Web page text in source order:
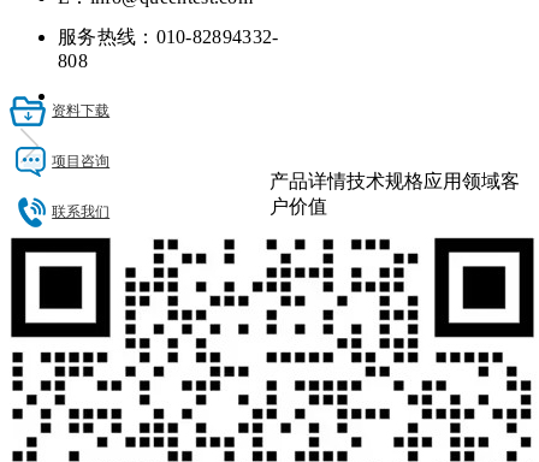
QT7041-6U VPX载板与处理板
双 V7 的高性能 6U VPX 载板
服务热线：010-82894332-
808
资料下载
项目咨询
联系我们
产品详情技术规格应用领域客
户价值
产品简介
QT7041板卡是一款基于双V7
的高性能6UVPX载板。板载2
个HPC形式的FMC连接器和1
个HSPC形式的FMC+连接器。
板卡选用了Xilinx公司7系
FPGA中最高端的Virtex7系列